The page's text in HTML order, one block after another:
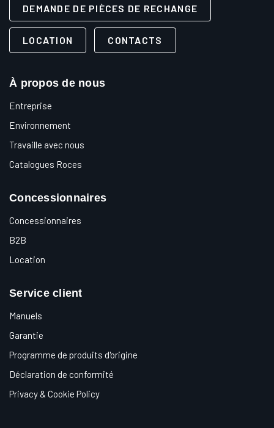
DEMANDE DE PIÈCES DE RECHANGE
LOCATION CONTACTS
À propos de nous
Entreprise
Environnement
Travaille avec nous
Catalogues Roces
Concessionnaires
Concessionnaires
B2B
Location
Service client
Manuels
Garantie
Programme de produits d'origine
Déclaration de conformité
Privacy & Cookie Policy